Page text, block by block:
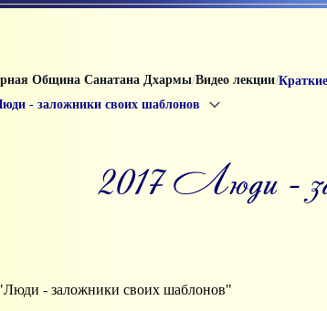
Община Санатана Дхармы/Видео лекции/
- заложники своих шаблонов
2017 Люди -
"Люди - заложники своих шаблонов"